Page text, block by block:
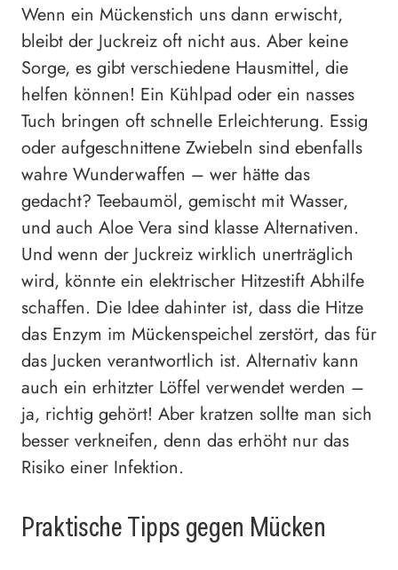
Wenn ein Mückenstich uns dann erwischt,
bleibt der Juckreiz oft nicht aus. Aber keine
Sorge, es gibt verschiedene Hausmittel, die
helfen können! Ein Kühlpad oder ein nasses
Tuch bringen oft schnelle Erleichterung. Essig
oder aufgeschnittene Zwiebeln sind ebenfalls
wahre Wunderwaffen – wer hätte das
gedacht? Teebaumöl, gemischt mit Wasser,
und auch Aloe Vera sind klasse Alternativen.
Und wenn der Juckreiz wirklich unerträglich
wird, könnte ein elektrischer Hitzestift Abhilfe
schaffen. Die Idee dahinter ist, dass die Hitze
das Enzym im Mückenspeichel zerstört, das für
das Jucken verantwortlich ist. Alternativ kann
auch ein erhitzter Löffel verwendet werden –
ja, richtig gehört! Aber kratzen sollte man sich
besser verkneifen, denn das erhöht nur das
Risiko einer Infektion.
Praktische Tipps gegen Mücken